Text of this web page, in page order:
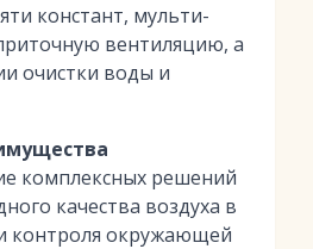
констант, мульти-
вентиляцию, а
очистки воды и
комплексных решений
качества воздуха в
контроля окружающей